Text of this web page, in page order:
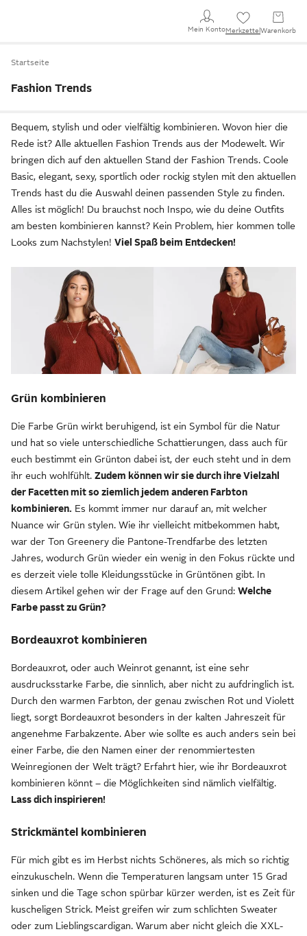
Mein KontoMerkzettel Warenkorb
Startseite
Fashion Trends
Bequem, stylish und oder vielfältig kombinieren. Wovon hier die
Rede ist? Alle aktuellen Fashion Trends aus der Modewelt. Wir
bringen dich auf den aktuellen Stand der Fashion Trends. Coole
Basic, elegant, sexy, sportlich oder rockig stylen mit den aktuellen
Trends hast du die Auswahl deinen passenden Style zu finden.
Alles ist möglich! Du brauchst noch Inspo, wie du deine Outfits
am besten kombinieren kannst? Kein Problem, hier kommen tolle
Looks zum Nachstylen! Viel Spaß beim Entdecken!
Grün kombinieren
Die Farbe Grün wirkt beruhigend, ist ein Symbol für die Natur
und hat so viele unterschiedliche Schattierungen, dass auch für
euch bestimmt ein Grünton dabei ist, der euch steht und in dem
ihr euch wohlfühlt. Zudem können wir sie durch ihre Vielzahl
der Facetten mit so ziemlich jedem anderen Farbton
kombinieren. Es kommt immer nur darauf an, mit welcher
Nuance wir Grün stylen. Wie ihr vielleicht mitbekommen habt,
war der Ton Greenery die Pantone-Trendfarbe des letzten
Jahres, wodurch Grün wieder ein wenig in den Fokus rückte und
es derzeit viele tolle Kleidungsstücke in Grüntönen gibt. In
diesem Artikel gehen wir der Frage auf den Grund: Welche
Farbe passt zu Grün?
Bordeauxrot kombinieren
Bordeauxrot, oder auch Weinrot genannt, ist eine sehr
ausdrucksstarke Farbe, die sinnlich, aber nicht zu aufdringlich ist.
Durch den warmen Farbton, der genau zwischen Rot und Violett
liegt, sorgt Bordeauxrot besonders in der kalten Jahreszeit für
angenehme Farbakzente. Aber wie sollte es auch anders sein bei
einer Farbe, die den Namen einer der renommiertesten
Weinregionen der Welt trägt? Erfahrt hier, wie ihr Bordeauxrot
kombinieren könnt – die Möglichkeiten sind nämlich vielfältig.
Lass dich inspirieren!
Strickmäntel kombinieren
Für mich gibt es im Herbst nichts Schöneres, als mich so richtig
einzukuscheln. Wenn die Temperaturen langsam unter 15 Grad
sinken und die Tage schon spürbar kürzer werden, ist es Zeit für
kuscheligen Strick. Meist greifen wir zum schlichten Sweater
oder zum Lieblingscardigan. Warum aber nicht gleich die XXL-